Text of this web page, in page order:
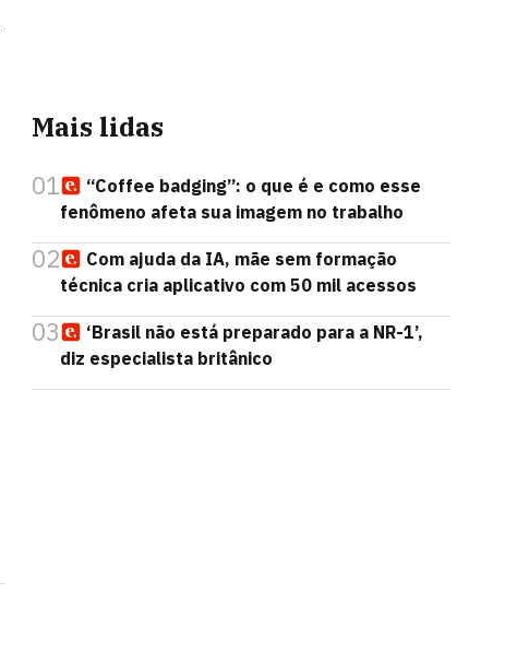
Mais lidas
01
“Coffee badging”: o que é e como esse
fenômeno afeta sua imagem no trabalho
02
Com ajuda da IA, mãe sem formação
técnica cria aplicativo com 50 mil acessos
03
‘Brasil não está preparado para a NR-1’,
diz especialista britânico